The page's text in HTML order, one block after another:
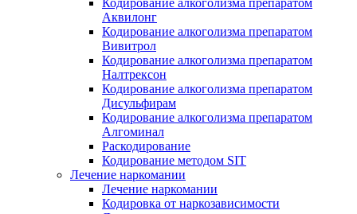
Кодирование алкоголизма препаратом
Аквилонг
Кодирование алкоголизма препаратом
Вивитрол
Кодирование алкоголизма препаратом
Налтрексон
Кодирование алкоголизма препаратом
Дисульфирам
Кодирование алкоголизма препаратом
Алгоминал
Раскодирование
Кодирование методом SIT
Лечение наркомании
Лечение наркомании
Кодировка от наркозависимости